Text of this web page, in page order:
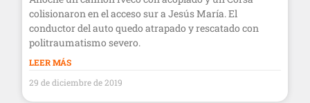
colisionaron en el acceso sur a Jesús María. El
conductor del auto quedo atrapado y rescatado con
politraumatismo severo.
LEER MÁS
29 de diciembre de 2019